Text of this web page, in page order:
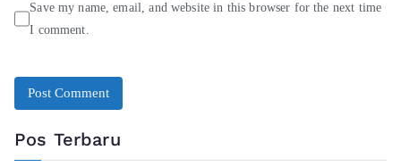
Save my name, email, and website in this browser for the next time
I comment.
Pos Terbaru